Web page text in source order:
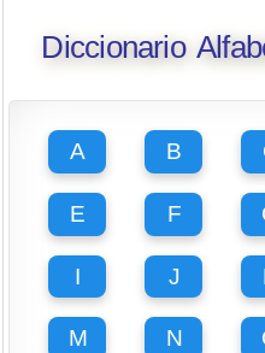
Diccionario
A B
E F
I J
M N